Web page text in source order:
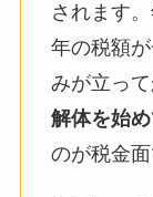
されます
年の税額
みが立って
解体を始
のが税金面